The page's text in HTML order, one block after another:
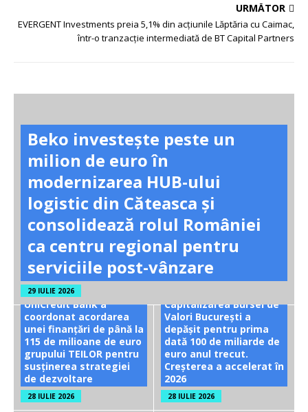
URMĂTOR
EVERGENT Investments preia 5,1% din acțiunile Lăptăria cu Caimac,
într-o tranzacție intermediată de BT Capital Partners
Beko investește peste un
milion de euro în
modernizarea HUB-ului
logistic din Căteasca și
consolidează rolul României
ca centru regional pentru
serviciile post-vânzare
29 IULIE 2026
UniCredit Bank a
coordonat acordarea
unei finanțări de până la
115 de milioane de euro
grupului TEILOR pentru
susținerea strategiei
de dezvoltare
28 IULIE 2026
Capitalizarea Bursei de
Valori București a
depășit pentru prima
dată 100 de miliarde de
euro anul trecut.
Creșterea a accelerat în
2026
28 IULIE 2026